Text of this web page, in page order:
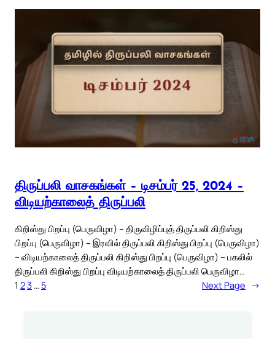
திருப்பலி வாசகங்கள் – டிசம்பர் 25, 2024 –
விடியற்காலைத் திருப்பலி
கிறிஸ்து பிறப்பு (பெருவிழா) – திருவிழிப்புத் திருப்பலி கிறிஸ்து
பிறப்பு (பெருவிழா) – இரவில் திருப்பலி கிறிஸ்து பிறப்பு (பெருவிழா)
– விடியற்காலைத் திருப்பலி கிறிஸ்து பிறப்பு (பெருவிழா) – பகலில்
திருப்பலி கிறிஸ்து பிறப்பு விடியற்காலைத் திருப்பலி பெருவிழா…
1 23 … 5 Next Page →